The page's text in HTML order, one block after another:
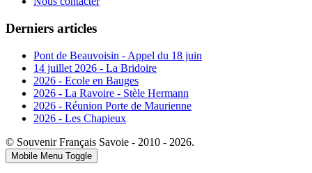
Derniers articles
Pont de Beauvoisin - Appel du 18 juin
14 juillet 2026 - La Bridoire
2026 - Ecole en Bauges
2026 - La Ravoire - Stèle Hermann
2026 - Réunion Porte de Maurienne
2026 - Les Chapieux
© Souvenir Français Savoie - 2010 - 2026.
Mobile Menu Toggle